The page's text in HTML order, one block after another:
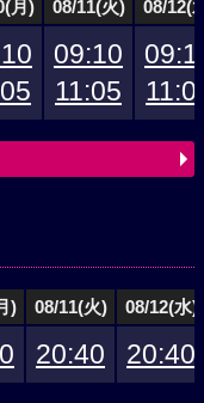
月) 08/11(火) 08/12(
09:10
11:05
) 08/11(火) 08/12(水)
20:40 20:40